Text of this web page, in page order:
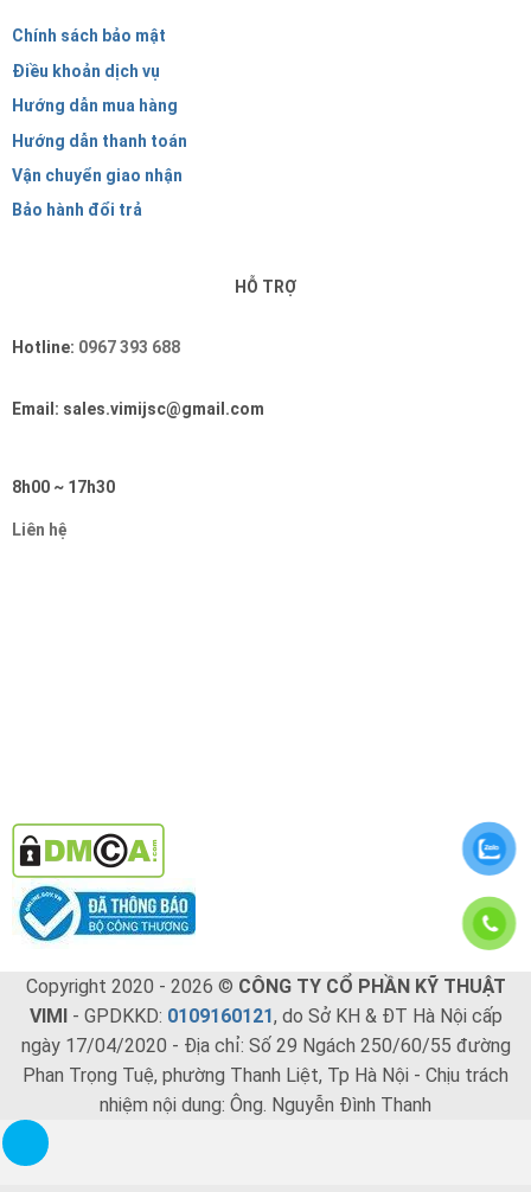
Chính sách bảo mật
Điều khoản dịch vụ
Hướng dẫn mua hàng
Hướng dẫn thanh toán
Vận chuyển giao nhận
Bảo hành đổi trả
HỖ TRỢ
Hotline: 0967 393 688
Email: sales.vimijsc@gmail.com
8h00 ~ 17h30
Liên hệ
Copyright 2020 - 2026 © CÔNG TY CỔ PHẦN KỸ THUẬT
VIMI
- GPDKKD: 0109160121, do Sở KH & ĐT Hà Nội cấp
ngày 17/04/2020 - Địa chỉ: Số 29 Ngách 250/60/55 đường
Phan Trọng Tuệ, phường Thanh Liệt, Tp Hà Nội - Chịu trách
nhiệm nội dung: Ông. Nguyễn Đình Thanh